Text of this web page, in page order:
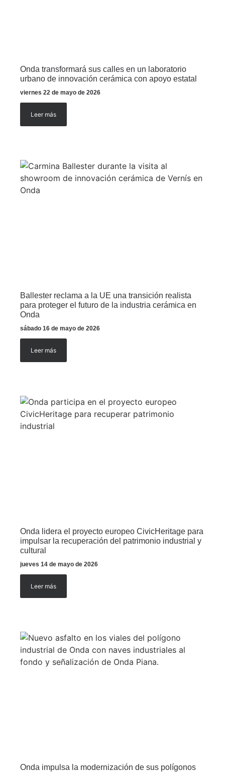
Onda transformará sus calles en un laboratorio
urbano de innovación cerámica con apoyo estatal
viernes 22 de mayo de 2026
Leer más
Ballester reclama a la UE una transición realista
para proteger el futuro de la industria cerámica en
Onda
sábado 16 de mayo de 2026
Leer más
Onda lidera el proyecto europeo CivicHeritage para
impulsar la recuperación del patrimonio industrial y
cultural
jueves 14 de mayo de 2026
Leer más
Onda impulsa la modernización de sus polígonos